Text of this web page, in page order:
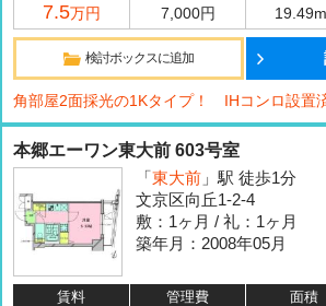
7.5万円 7,000円
検討ボックスに追加
角部屋2面採光の1Kタイプ！ IHコンロ設置
本郷エーワン東大前 603号室
「 東大前 」駅 徒歩1分
文京区向丘1-2-4
敷：1ヶ月 / 礼：1ヶ月
築年月：2008年05月
賃料 管理費 面積